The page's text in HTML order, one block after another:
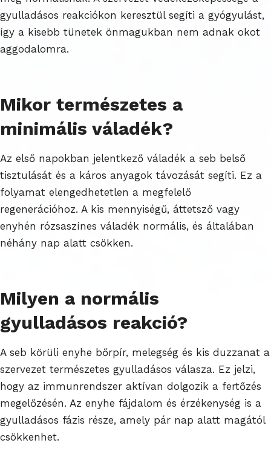
gyulladásos reakciókon keresztül segíti a gyógyulást,
így a kisebb tünetek önmagukban nem adnak okot
aggodalomra.
Mikor természetes a
minimális váladék?
Az első napokban jelentkező váladék a seb belső
tisztulását és a káros anyagok távozását segíti. Ez a
folyamat elengedhetetlen a megfelelő
regenerációhoz. A kis mennyiségű, áttetsző vagy
enyhén rózsaszínes váladék normális, és általában
néhány nap alatt csökken.
Milyen a normális
gyulladásos reakció?
A seb körüli enyhe bőrpír, melegség és kis duzzanat a
szervezet természetes gyulladásos válasza. Ez jelzi,
hogy az immunrendszer aktívan dolgozik a fertőzés
megelőzésén. Az enyhe fájdalom és érzékenység is a
gyulladásos fázis része, amely pár nap alatt magától
csökkenhet.